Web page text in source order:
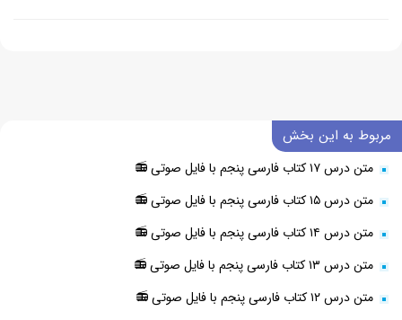
مربوط به این بخش
متن درس ۱۷ کتاب فارسی پنجم با فایل صوتی 📻
متن درس ۱۵ کتاب فارسی پنجم با فایل صوتی 📻
متن درس ۱۴ کتاب فارسی پنجم با فایل صوتی 📻
متن درس ۱۳ کتاب فارسی پنجم با فایل صوتی 📻
متن درس ۱۲ کتاب فارسی پنجم با فایل صوتی 📻